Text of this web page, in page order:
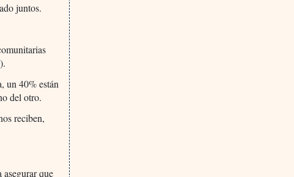
juntos.
un 40% están
del otro.
reciben,
asegurar que